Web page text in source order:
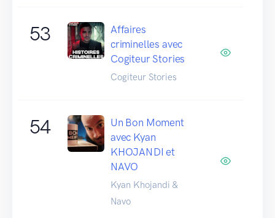
53
Affaires
criminelles avec
Cogiteur Stories
Cogiteur Stories
54
Un Bon Moment
avec Kyan
KHOJANDI et
NAVO
Kyan Khojandi &
Navo